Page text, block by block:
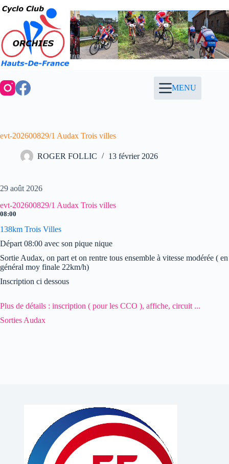
Passer
au
contenu
MENU
evt-202600829/1 Audax Trois villes
ROGER FOLLIC 13 février 2026
29 août 2026
evt-202600829/1 Audax Trois villes
08:00
138km Trois Villes
Départ 08:00 avec son pique nique
Sortie Audax, on part et on rentre tous ensemble à vitesse modérée ( en
général moy finale 22km/h)
Inscription ci dessous
Plus de détails : inscription ( pour les CCO ), affiche, circuit ...
Sorties Audax